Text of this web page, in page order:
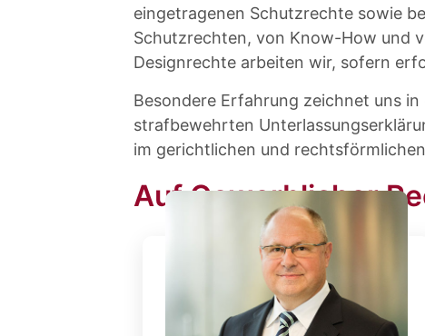
eingetragenen Schutzrechte sowie
Schutzrechten, von Know-How und
Designrechte arbeiten wir, sofern
Besondere Erfahrung zeichnet uns
strafbewehrten
im gerichtlichen und
Auf Gewerblicher